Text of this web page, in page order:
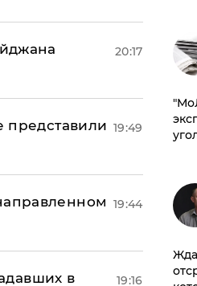
20:17
представили 19:49
19:44
в 19:16